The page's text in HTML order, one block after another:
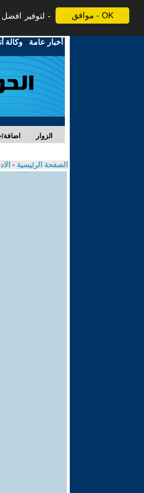
موافق - OK
لتوفير
أخبار عامة -وكالة
الزوار
الصفحة الرئيسية -